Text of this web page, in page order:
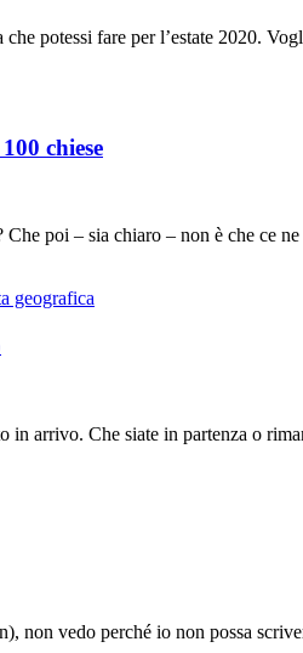
potessi fare per l’estate 2020.
chiese
poi – sia chiaro – non è che ce
arrivo. Che siate in partenza o
non vedo perché io non possa